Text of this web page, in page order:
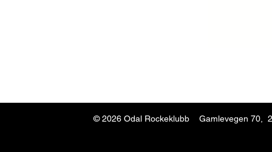
© 2026 Odal Rockeklubb Gamlevegen